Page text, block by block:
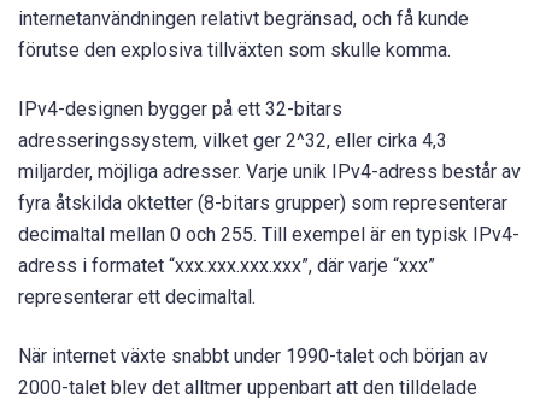
internetanvändningen relativt begränsad, och få kunde
förutse den explosiva tillväxten som skulle komma.
IPv4-designen bygger på ett 32-bitars
adresseringssystem, vilket ger 2^32, eller cirka 4,3
miljarder, möjliga adresser. Varje unik IPv4-adress består av
fyra åtskilda oktetter (8-bitars grupper) som representerar
decimaltal mellan 0 och 255. Till exempel är en typisk IPv4-
adress i formatet “xxx.xxx.xxx.xxx”, där varje “xxx”
representerar ett decimaltal.
När internet växte snabbt under 1990-talet och början av
2000-talet blev det alltmer uppenbart att den tilldelade